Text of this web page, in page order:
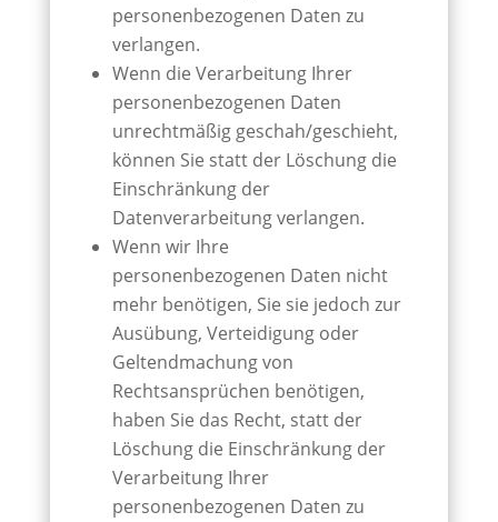
personenbezogenen Daten zu
verlangen.
Wenn die Verarbeitung Ihrer
personenbezogenen Daten
unrechtmäßig geschah/geschieht,
können Sie statt der Löschung die
Einschränkung der
Datenverarbeitung verlangen.
Wenn wir Ihre
personenbezogenen Daten nicht
mehr benötigen, Sie sie jedoch zur
Ausübung, Verteidigung oder
Geltendmachung von
Rechtsansprüchen benötigen,
haben Sie das Recht, statt der
Löschung die Einschränkung der
Verarbeitung Ihrer
personenbezogenen Daten zu